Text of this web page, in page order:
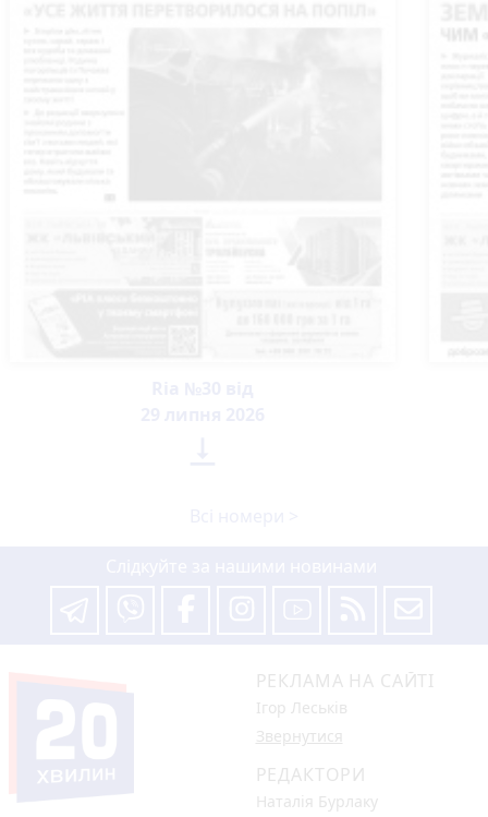
РЕКЛАМА НА САЙТІ
Ігор Леськів
Звернутися
РЕДАКТОРИ
Наталія Бурлаку